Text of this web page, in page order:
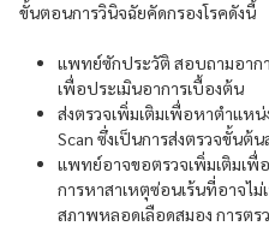
ขั้นตอนการวินิจฉัยคัดกรองโรคดังนี้
แพทย์ซักประวัติ สอบถามอาก
เพื่อประเมินอาการเบื้องต้น
ส่งตรวจเพิ่มเติมเพื่อหาตำแหน่
Scan ซึ่งเป็นการส่งตรวจขั้นต้
แพทย์อาจขอตรวจเพิ่มเติมเพื่
การหาสาเหตุซ่อนเร้นที่อาจไม่
สภาพหลอดเลือดสมอง การตร